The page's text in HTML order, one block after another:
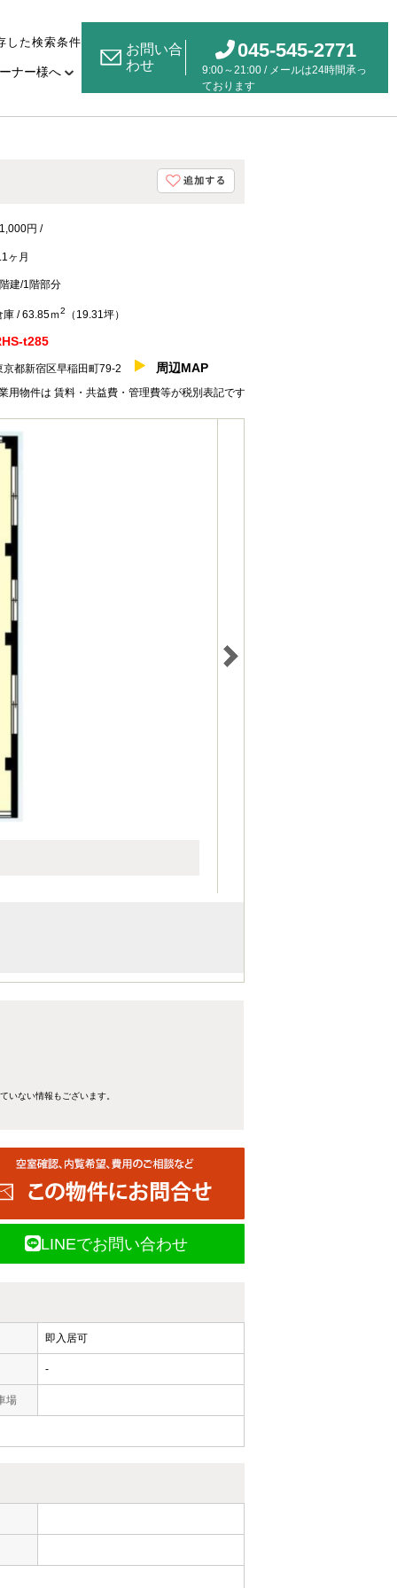
した検索条件
ナー様へ
お問い合
わせ
045-545-2771
9:00～21:00 / メールは24時間承っ
ております
円 /
ヶ月
建/1階部分
庫 / 63.85ｍ2 （19.31坪）
t285
京都新宿区早稲田町79-2 周辺MAP
用物件は 賃料・共益費・管理費等が税別表記です
いない情報もございます。
LINEでお問い合わせ
即入居可
-
場